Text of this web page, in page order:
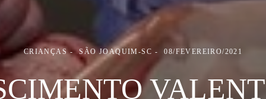
CRIANÇAS SÃO JOAQUIM-SC 08/FEVEREIRO/2021